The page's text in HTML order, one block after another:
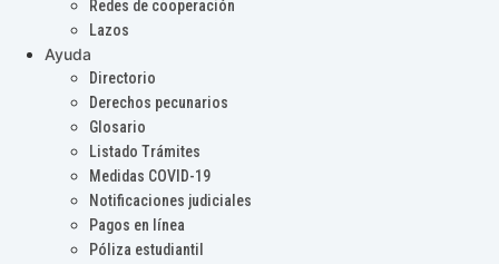
Redes de cooperación
Lazos
Ayuda
Directorio
Derechos pecunarios
Glosario
Listado Trámites
Medidas COVID-19
Notificaciones judiciales
Pagos en línea
Póliza estudiantil